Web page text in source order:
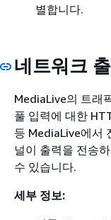
별합니다.
네트워크
MediaLive의 트래
풀 입력에 대한
등 MediaLive에서
널이 출력을 전송
수 있습니다.
세부 정보: